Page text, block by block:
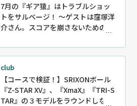
7月の『ギア猿』はトラブルショッ
トをサルベージ！ ～ゲストは窪塚洋
介さん。スコアを崩さないためのリ
club
【コースで検証！】SRIXONボール
『Z-STAR XV』、『XmaX』『TRI-S
TAR』の３モデルをラウンドしなが